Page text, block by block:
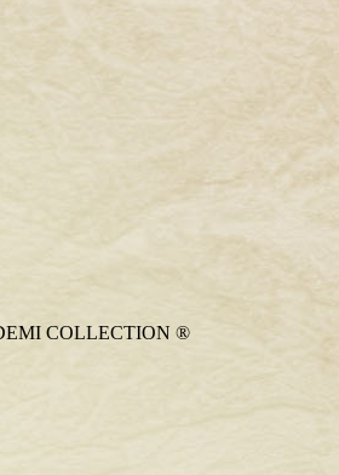
DEMI COLLECTION ®